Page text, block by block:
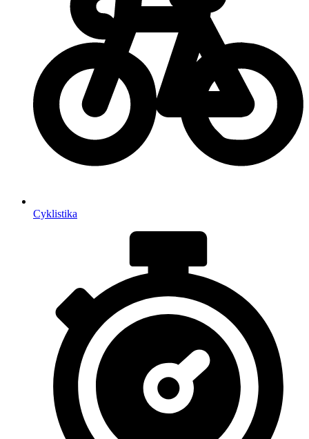
Cyklistika